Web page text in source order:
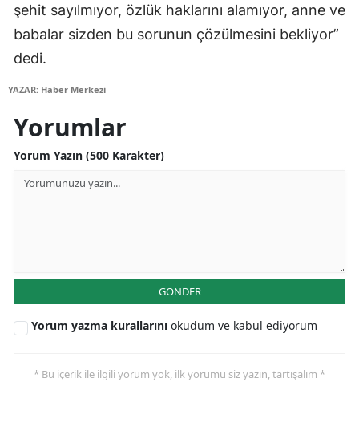
Konya
Niğde
şehit sayılmıyor, özlük haklarını alamıyor, anne ve
babalar sizden bu sorunun çözülmesini bekliyor”
dedi.
YAZAR: Haber Merkezi
Yorumlar
Yorum Yazın (500 Karakter)
GÖNDER
Yorum yazma kurallarını okudum ve kabul ediyorum
* Bu içerik ile ilgili yorum yok, ilk yorumu siz yazın, tartışalım *